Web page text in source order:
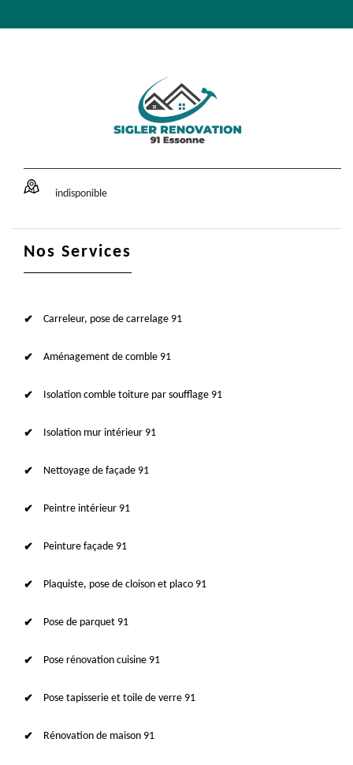
indisponible
Nos Services
Carreleur, pose de carrelage 91
Aménagement de comble 91
Isolation comble toiture par soufflage 91
Isolation mur intérieur 91
Nettoyage de façade 91
Peintre intérieur 91
Peinture façade 91
Plaquiste, pose de cloison et placo 91
Pose de parquet 91
Pose rénovation cuisine 91
Pose tapisserie et toile de verre 91
Rénovation de maison 91